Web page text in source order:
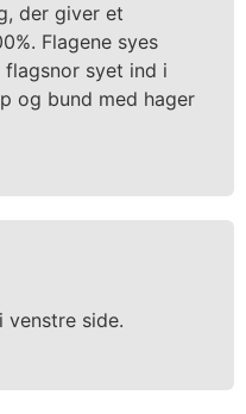
der giver et
Flagene syes
syet ind i
og bund med hager
side.